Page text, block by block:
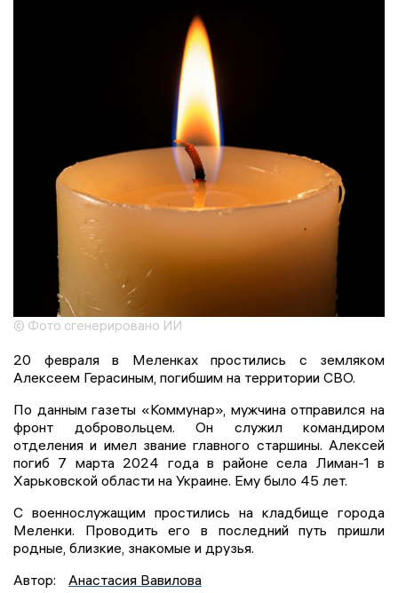
© Фото сгенерировано ИИ
20 февраля в Меленках простились с земляком
Алексеем Герасиным, погибшим на территории СВО.
По данным газеты «Коммунар», мужчина отправился на
фронт добровольцем. Он служил командиром
отделения и имел звание главного старшины. Алексей
погиб 7 марта 2024 года в районе села Лиман-1 в
Харьковской области на Украине. Ему было 45 лет.
С военнослужащим простились на кладбище города
Меленки. Проводить его в последний путь пришли
родные, близкие, знакомые и друзья.
Автор:
Анастасия Вавилова